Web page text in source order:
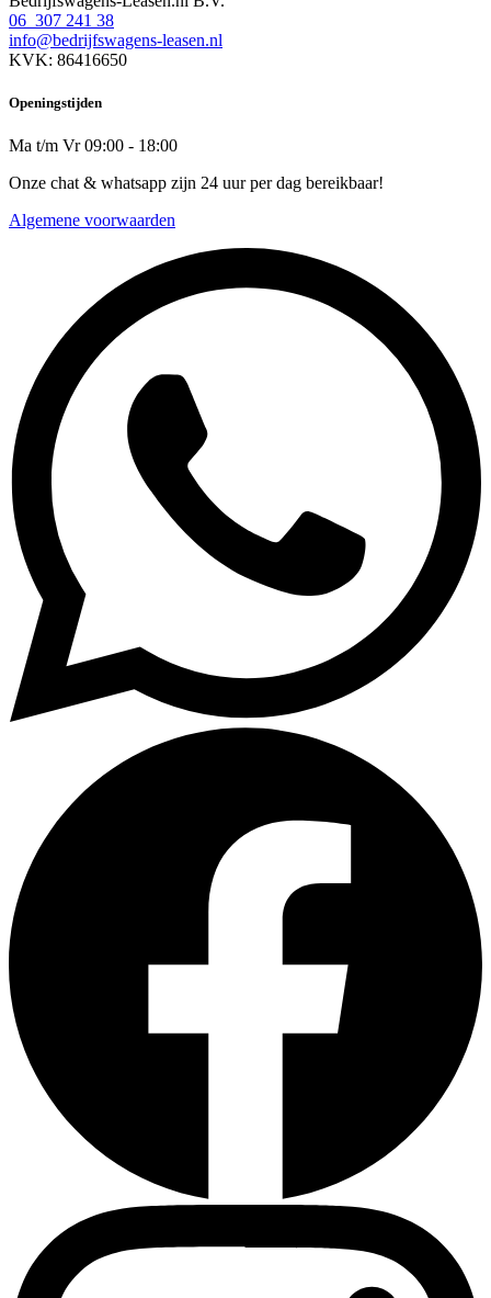
06 307 241 38
info@bedrijfswagens-leasen.nl
KVK: 86416650
Openingstijden
Ma t/m Vr 09:00 - 18:00
Onze chat & whatsapp zijn 24 uur per dag bereikbaar!
Algemene voorwaarden